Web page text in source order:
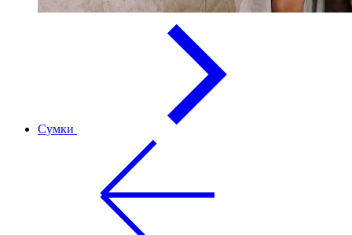
Сумки